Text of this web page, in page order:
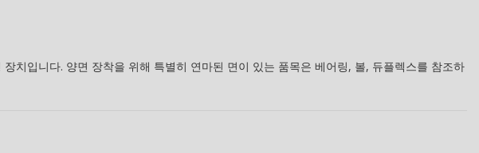
치입니다. 양면 장착을 위해 특별히 연마된 면이 있는 품목은 베어링, 볼, 듀플렉스를 참조하